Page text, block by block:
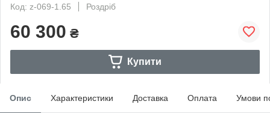
Код: z-069-1.65
Роздріб
60 300 ₴
Купити
Опис Характеристики Доставка Оплата Умови